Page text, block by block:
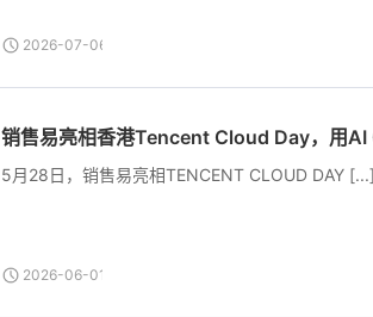
逆势增长。 随着汽车后市场竞争加剧，传统渠道
AI驱动汽配后市场客户经营与业绩增长新路径”
融入、主动思考、自动推进的AI数字员工。在渠
范完整的拜访记录；拜访后自动梳理后续行动事
2026-07-06T09:30:00+00:00
销售易亮相香港Tencent Cloud Day，用AI
5月28日，销售易亮相TENCENT CLOUD DAY [...]
2026-06-01T02:09:01+00:00